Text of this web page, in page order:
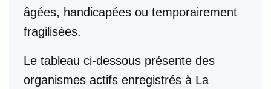
âgées, handicapées ou temporairement
fragilisées.
Le tableau ci-dessous présente des
organismes actifs enregistrés à La